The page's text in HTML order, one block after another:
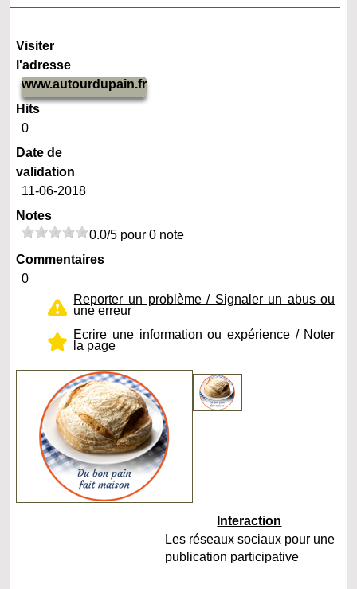
Visiter
l'adresse
www.autourdupain.fr
Hits
0
Date de
validation
11-06-2018
Notes
0.0/5 pour 0 note
Commentaires
0
Reporter un problème / Signaler un abus ou
une erreur
Ecrire une information ou expérience / Noter
la page
Interaction
Les réseaux sociaux pour une
publication participative